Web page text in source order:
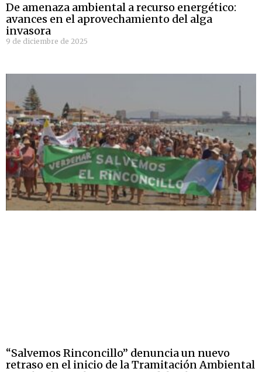
De amenaza ambiental a recurso energético:
avances en el aprovechamiento del alga
invasora
9 de diciembre de 2025
“Salvemos Rinconcillo” denuncia un nuevo
retraso en el inicio de la Tramitación Ambiental